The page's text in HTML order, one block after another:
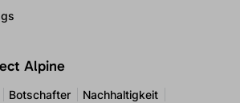
Alpine
Botschafter Nachhaltigkeit